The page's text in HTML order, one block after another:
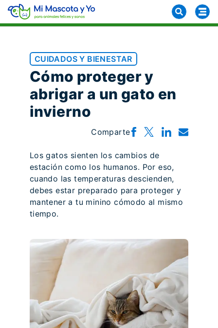
CUIDADOS Y BIENESTAR
Cómo proteger y
abrigar a un gato en
invierno
Comparte
Los gatos sienten los cambios de
estación como los humanos. Por eso,
cuando las temperaturas descienden,
debes estar preparado para proteger y
mantener a tu minino cómodo al mismo
tiempo.